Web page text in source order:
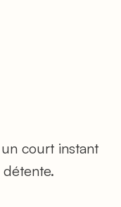
court instant